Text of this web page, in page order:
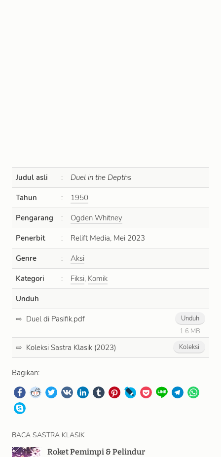
Judul asli : Duel in the Depths
Tahun : 1950
Pengarang : Ogden Whitney
Penerbit : Relift Media, Mei 2023
Genre : Aksi
Kategori : Fiksi, Komik
Unduh
Unduh
1.6 MB
Duel di Pasifik.pdf
Koleksi
Koleksi Sastra Klasik (2023)
Bagikan:
BACA SASTRA KLASIK
Roket Pemimpi & Pelindur